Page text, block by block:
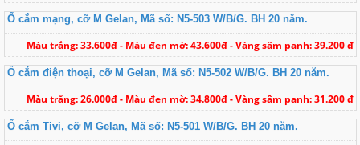
Ổ cắm mạng, cỡ M Gelan, Mã số: N5-503 W/B/G. BH 20 năm.
Màu trắng: 33.600đ - Màu đen mờ: 43.600đ - Vàng sâm panh: 39.200 đ
Ổ cắm điện thoại, cỡ M Gelan, Mã số: N5-502 W/B/G. BH 20 năm.
Màu trắng: 26.000đ - Màu đen mờ: 34.800đ - Vàng sâm panh: 31.200 đ
Ổ cắm Tivi, cỡ M Gelan, Mã số: N5-501 W/B/G. BH 20 năm.